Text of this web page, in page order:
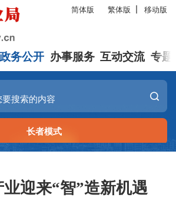
简体版 繁体版 移动版
政务公开 办事服务 互动交流 专题
长者模式
迎来“智”造新机遇